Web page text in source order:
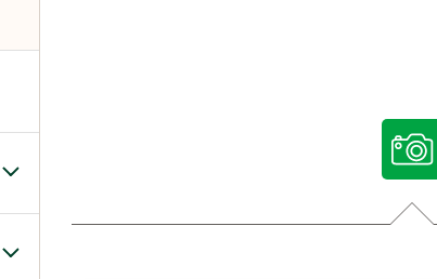
Alternar el submenú para Nuestras voces
Alternar el submenú para Multimedia